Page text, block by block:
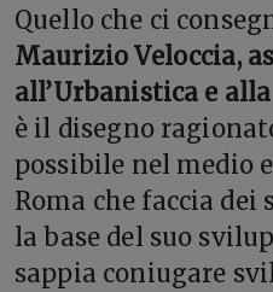
Quello che ci
Maurizio Veloccia,
all’Urbanistica e
è il disegno
possibile nel medio
Roma che faccia
la base del suo
sappia coniugare